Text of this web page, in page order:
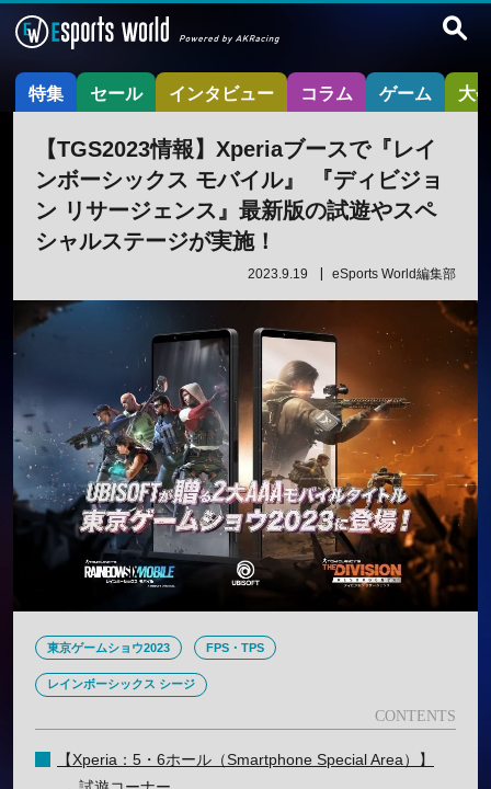
特集 セール インタビュー コラム ゲーム 大
【TGS2023情報】Xperiaブースで『レイ
ンボーシックス モバイル』 『ディビジョ
ン リサージェンス』最新版の試遊やスペ
シャルステージが実施！
2023.9.19 eSports World編集部
東京ゲームショウ2023 FPS・TPS
レインボーシックス シージ
【Xperia：5・6ホール（Smartphone Special Area）】